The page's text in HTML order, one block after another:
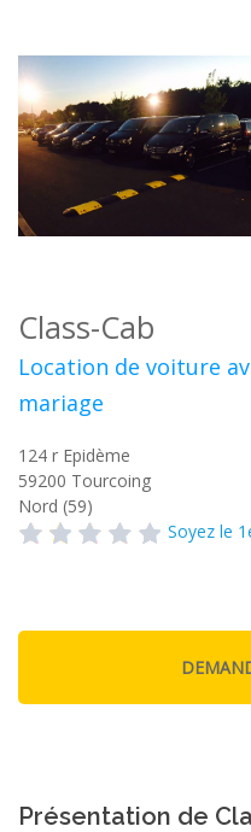
Class-Cab
Location de voiture
mariage
124 r Epidème
59200 Tourcoing
Nord (59)
Soyez le
Présentation de